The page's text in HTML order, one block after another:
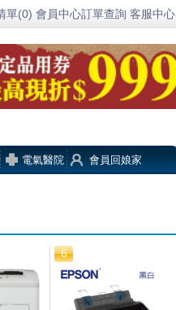
單(0) 會員中心訂單查詢 客服中心
電氣醫院 會員回娘家
6